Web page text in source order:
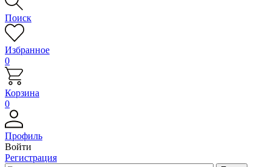
Поиск
Избранное
0
Корзина
0
Профиль
Войти
Регистрация